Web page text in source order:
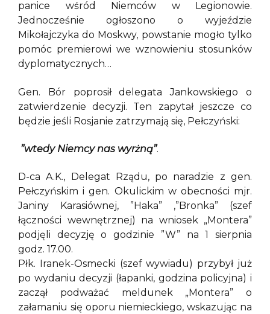
panice wśród Niemców w Legionowie.
Jednocześnie ogłoszono o wyjeździe
Mikołajczyka do Moskwy, powstanie mogło tylko
pomóc premierowi we wznowieniu stosunków
dyplomatycznych…
Gen. Bór poprosił delegata Jankowskiego o
zatwierdzenie decyzji. Ten zapytał jeszcze co
będzie jeśli Rosjanie zatrzymają się, Pełczyński:
”wtedy Niemcy nas wyrżną”.
D-ca A.K., Delegat Rządu, po naradzie z gen.
Pełczyńskim i gen. Okulickim w obecności mjr.
Janiny Karasiównej, ”Haka” ,”Bronka” (szef
łączności wewnętrznej) na wniosek „Montera”
podjęli decyzję o godzinie ”W” na 1 sierpnia
godz. 17.00.
Płk. Iranek-Osmecki (szef wywiadu) przybył już
po wydaniu decyzji (łapanki, godzina policyjna) i
zaczął podważać meldunek „Montera” o
załamaniu się oporu niemieckiego, wskazując na